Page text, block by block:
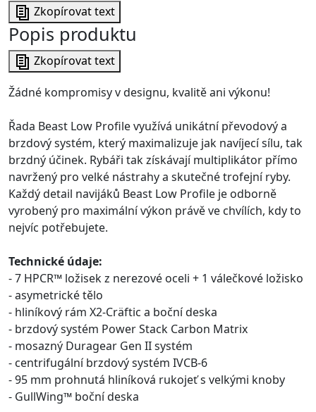
Zkopírovat text
Popis produktu
Zkopírovat text
Žádné kompromisy v designu, kvalitě ani výkonu!
Řada Beast Low Profile využívá unikátní převodový a
brzdový systém, který maximalizuje jak navíjecí sílu, tak
brzdný účinek. Rybáři tak získávají multiplikátor přímo
navržený pro velké nástrahy a skutečné trofejní ryby.
Každý detail navijáků Beast Low Profile je odborně
vyrobený pro maximální výkon právě ve chvílích, kdy to
nejvíc potřebujete.
Technické údaje:
- 7 HPCR™ ložisek z nerezové oceli + 1 válečkové ložisko
- asymetrické tělo
- hliníkový rám X2-Cräftic a boční deska
- brzdový systém Power Stack Carbon Matrix
- mosazný Duragear Gen II systém
- centrifugální brzdový systém IVCB-6
- 95 mm prohnutá hliníková rukojeť s velkými knoby
- GullWing™ boční deska